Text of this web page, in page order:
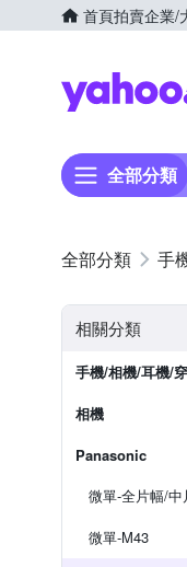
首頁拍賣企業/
全部分類
手
相關分類
手機/相機/耳機/
相機
Panasonic
微單-全片幅/中
微單-M43